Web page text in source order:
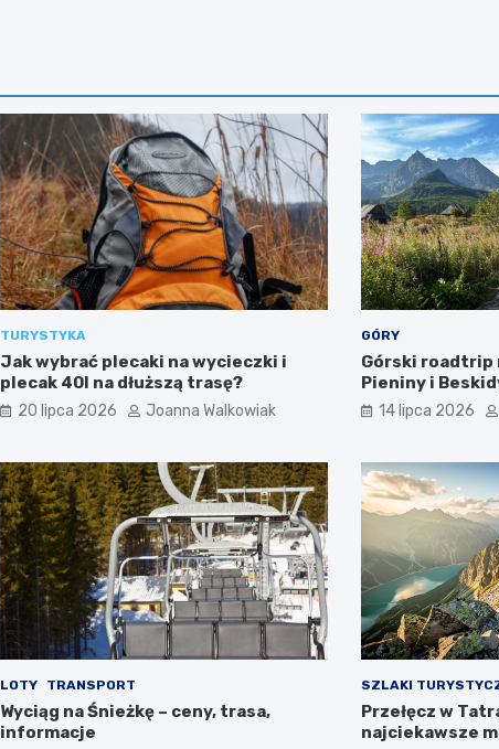
TURYSTYKA
Jak wybrać plecaki na wycieczki i
plecak 40l na dłuższą trasę?
20 lipca 2026 Joanna Walkowiak
GÓRY
Górski roadtrip
Pieniny i
weekend
14 lipca 2026
LOTY TRANSPORT
Wyciąg na Śnieżkę – ceny, trasa,
informacje
SZLAKI
Przełęcz w
najciekawsze